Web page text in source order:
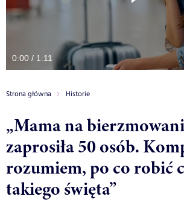
0:00 / 1:11
Strona główna Historie
„Mama na
zaprosiła 50 osób.
rozumiem, po co robić
takiego święta”